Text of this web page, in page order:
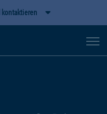
kontaktieren